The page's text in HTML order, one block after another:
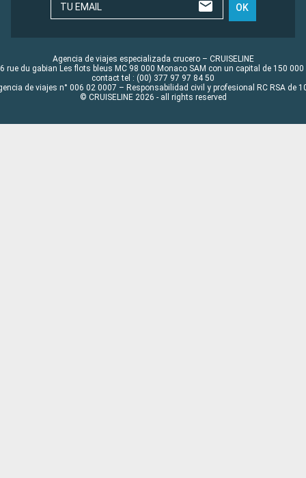
TU EMAIL OK
Agencia de viajes especializada crucero – CRUISELINE
rue du gabian Les flots bleus MC 98 000 Monaco SAM con un capital de 150 000
contact tel : (00) 377 97 97 84 50
de viajes n° 006 02 0007 – Responsabilidad civil y profesional RC RSA de
© CRUISELINE 2026 - all rights reserved